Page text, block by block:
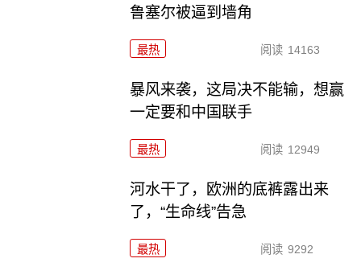
鲁塞尔被逼到墙角
最热 阅读 14163
暴风来袭，这局决不能输，想赢
一定要和中国联手
最热 阅读 12949
河水干了，欧洲的底裤露出来
了，“生命线”告急
最热 阅读 9292